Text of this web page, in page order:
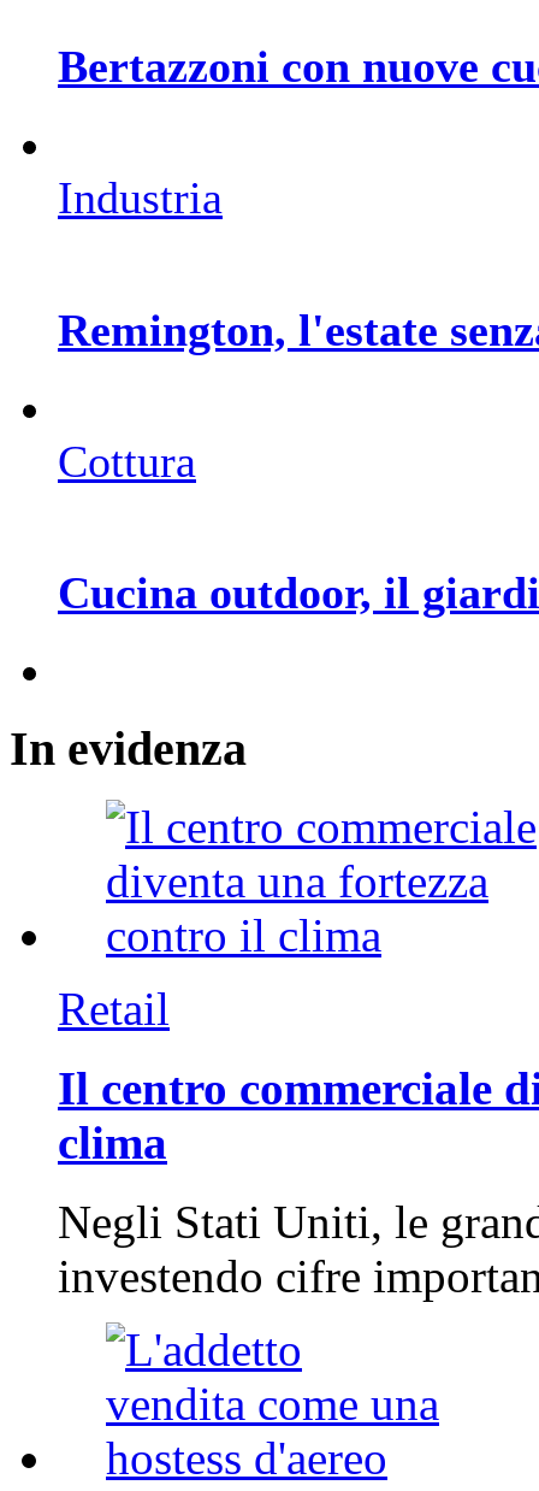
Bertazzoni con nuove
Industria
Remington, l'estate
Cottura
Cucina outdoor, il
In evidenza
Retail
Il centro commerciale
clima
Negli Stati Uniti, le
investendo cifre